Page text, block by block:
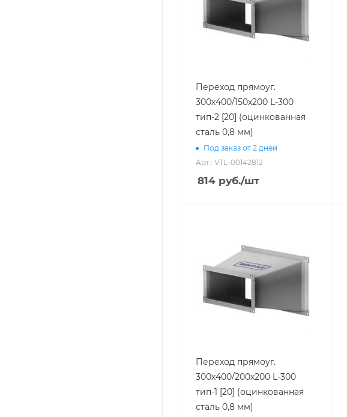
Переход прямоуг.
300х400/150х200 L-300
тип-2 [20] (оцинкованная
сталь 0,8 мм)
Под заказ от 2 дней
Арт.: VTL-00142812
814 руб./шт
Переход прямоуг.
300х400/200х200 L-300
тип-1 [20] (оцинкованная
сталь 0,8 мм)